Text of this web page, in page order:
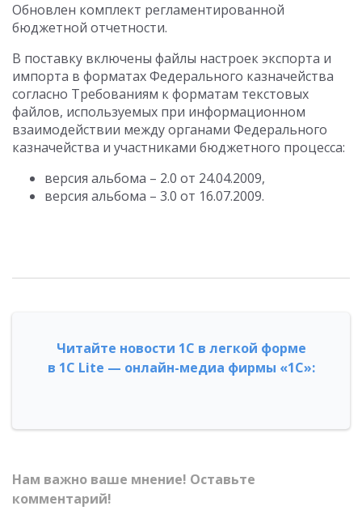
Обновлен комплект регламентированной
бюджетной отчетности.
В поставку включены файлы настроек экспорта и
импорта в форматах Федерального казначейства
согласно Требованиям к форматам текстовых
файлов, используемых при информационном
взаимодействии между органами Федерального
казначейства и участниками бюджетного процесса:
версия альбома – 2.0 от 24.04.2009,
версия альбома – 3.0 от 16.07.2009.
Читайте новости 1С в легкой форме
в 1С Lite — онлайн-медиа фирмы «1С»:
Нам важно ваше мнение! Оставьте
комментарий!